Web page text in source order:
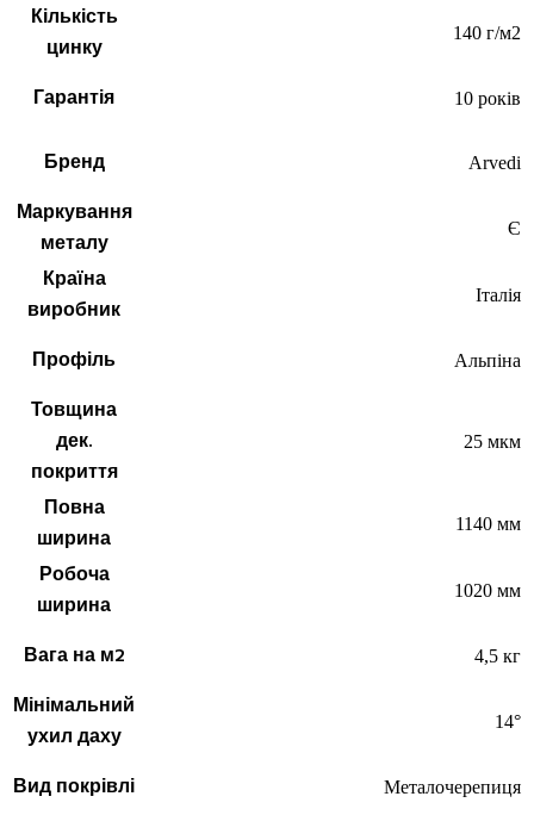
Кількість
цинку
140 г/м2
Гарантія 10 років
Бренд Arvedi
Маркування
металу
Є
Країна
виробник
Італія
Профіль Альпіна
Товщина
дек.
покриття
25 мкм
Повна
ширина
1140 мм
Робоча
ширина
1020 мм
Вага на м2 4,5 кг
Мінімальний
ухил даху
14°
Вид покрівлі Металочерепиця